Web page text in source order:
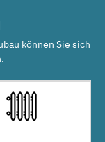
können Sie sich